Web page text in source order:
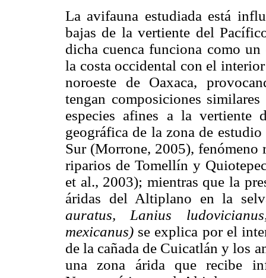
La avifauna estudiada está
bajas de la vertiente del
dicha cuenca funciona como
la costa occidental con el
noroeste de Oaxaca,
tengan composiciones
especies afines a la vertiente
geográfica de la zona de
Sur (Morrone, 2005), fenómeno
riparios de Tomellín y
et al., 2003); mientras que la
áridas del Altiplano en la
auratus, Lanius
mexicanus) se explica por el
de la cañada de Cuicatlán y los
una zona árida que recibe